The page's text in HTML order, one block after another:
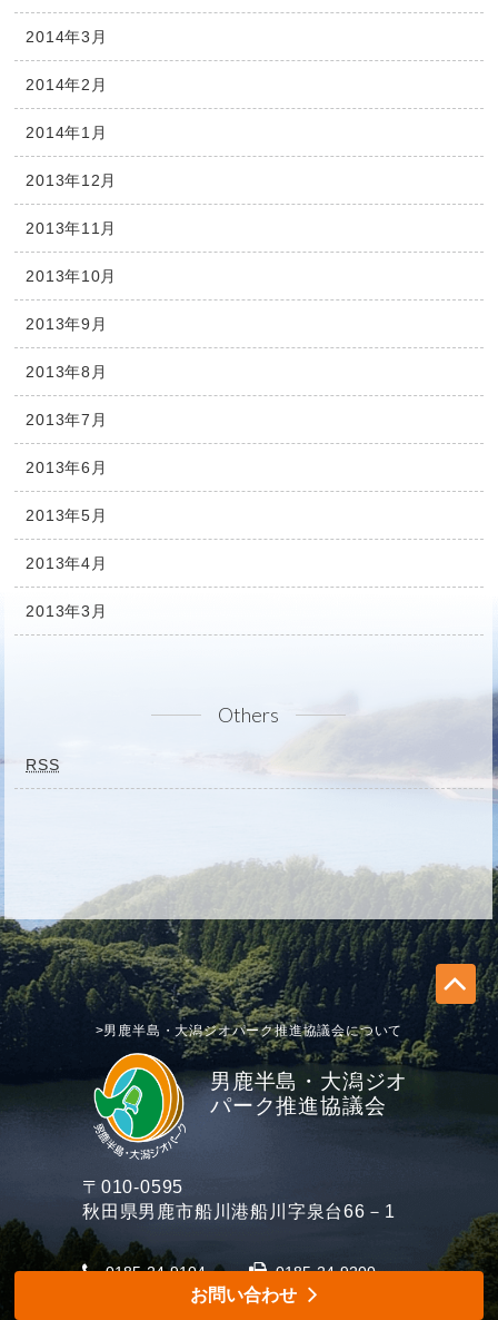
2014年3月
2014年2月
2014年1月
2013年12月
2013年11月
2013年10月
2013年9月
2013年8月
2013年7月
2013年6月
2013年5月
2013年4月
2013年3月
Others
RSS
男鹿半島・大潟ジオ
パーク推進協議会
〒010-0595
秋田県男鹿市船川港船川字泉台66－1
0185-24-9104 0185-24-9200
>男鹿半島・大潟ジオパーク推進協議会について
お問い合わせ